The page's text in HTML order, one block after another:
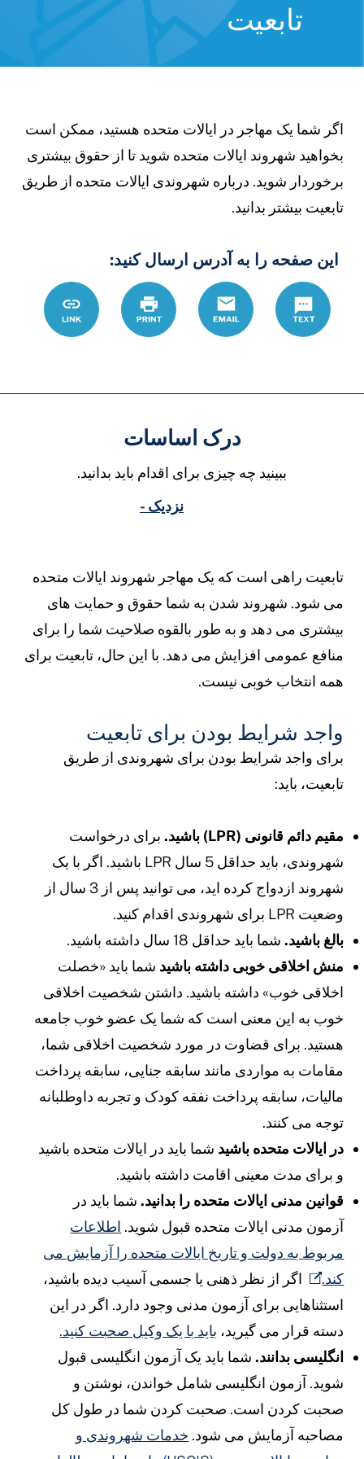
تابعیت
اگر شما یک مهاجر در ایالات متحده هستید، ممکن است
بخواهید شهروند ایالات متحده شوید تا از حقوق بیشتری
برخوردار شوید. درباره شهروندی ایالات متحده از طریق
تابعیت بیشتر بدانید.
این صفحه را به آدرس ارسال کنید:
Text
Email چاپ Link
درک اساسات
ببینید چه چیزی برای اقدام باید بدانید.
نزدیک -
تابعیت راهی است که یک مهاجر شهروند ایالات متحده
می شود. شهروند شدن به شما حقوق و حمایت های
بیشتری می دهد و به طور بالقوه صلاحیت شما را برای
منافع عمومی افزایش می دهد. با این حال، تابعیت برای
همه انتخاب خوبی نیست.
واجد شرایط بودن برای تابعیت
برای واجد شرایط بودن برای شهروندی از طریق
تابعیت، باید:
مقیم دائم قانونی (LPR) باشید.
برای درخواست
شهروندی، باید حداقل 5 سال LPR باشید. اگر با یک
شهروند ازدواج کرده اید، می توانید پس از 3 سال از
وضعیت LPR برای شهروندی اقدام کنید.
بالغ باشید.شما باید حداقل 18 سال داشته باشید.
منش اخلاقی خوبی داشته باشیدشما باید «خصلت
اخلاقی خوب» داشته باشید. داشتن شخصیت اخلاقی
خوب به این معنی است که شما یک عضو خوب جامعه
هستید. برای قضاوت در مورد شخصیت اخلاقی شما،
مقامات به مواردی مانند سابقه جنایی، سابقه پرداخت
مالیات، سابقه پرداخت نفقه کودک و تجربه داوطلبانه
توجه می کنند.
در ایالات متحده باشیدشما باید در ایالات متحده باشید
و برای مدت معینی اقامت داشته باشید.
قوانین مدنی ایالات متحده را بدانید. شما باید در
آزمون مدنی ایالات متحده قبول شوید.اطلاعات
مربوط به دولت و تاریخ ایالات متحده را آزمایش می
کند.
اگر از نظر ذهنی یا جسمی آسیب دیده باشید،
استثناهایی برای آزمون مدنی وجود دارد. اگر در این
دسته قرار می گیرید، باید با یک وکیل صحبت کنید.
انگلیسی بدانند. شما باید یک آزمون انگلیسی قبول
شوید. آزمون انگلیسی شامل خواندن، نوشتن و
صحبت کردن است. صحبت کردن شما در طول کل
مصاحبه آزمایش می شود.خدمات شهروندی و